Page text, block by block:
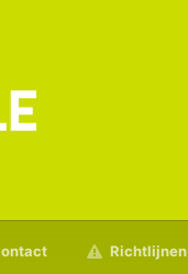
Richtlijnen